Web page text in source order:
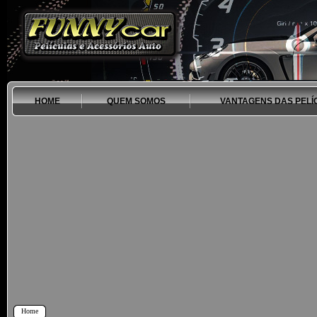
HOME QUEM SOMOS VANTAGENS DAS
Home